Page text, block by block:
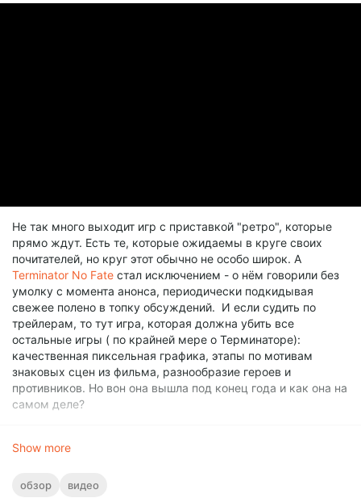
Не так много выходит игр с приставкой "ретро", которые
прямо ждут. Есть те, которые ожидаемы в круге своих
почитателей, но круг этот обычно не особо широк. А
Terminator No Fate стал исключением - о нём говорили без
умолку с момента анонса, периодически подкидывая
свежее полено в топку обсуждений. И если судить по
трейлерам, то тут игра, которая должна убить все
остальные игры ( по крайней мере о Терминаторе):
качественная пиксельная графика, этапы по мотивам
знаковых сцен из фильма, разнообразие героев и
противников. Но вон она вышла под конец года и как она на
самом деле?
Show more
обзор видео